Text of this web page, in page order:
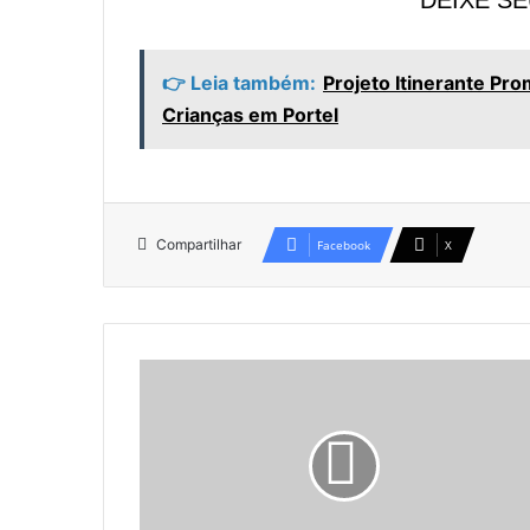
👉 Leia também: Projeto Itinerante
Crianças em Portel
Compartilhar Facebook X